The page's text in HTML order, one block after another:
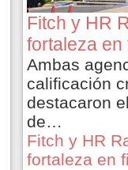
Fitch y HR
fortaleza
Ambas
calificación
destacaron
de…
Fitch y HR
fortaleza en